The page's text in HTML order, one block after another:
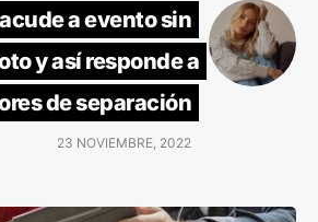
a evento sin
y así responde a
de separación
23 NOVIEMBRE, 2022